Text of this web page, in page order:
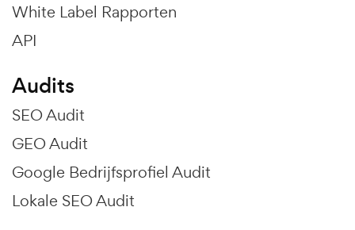
White Label Rapporten
API
Audits
SEO Audit
GEO Audit
Google Bedrijfsprofiel Audit
Lokale SEO Audit